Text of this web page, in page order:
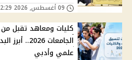
الجامعات
علمي وأدبي